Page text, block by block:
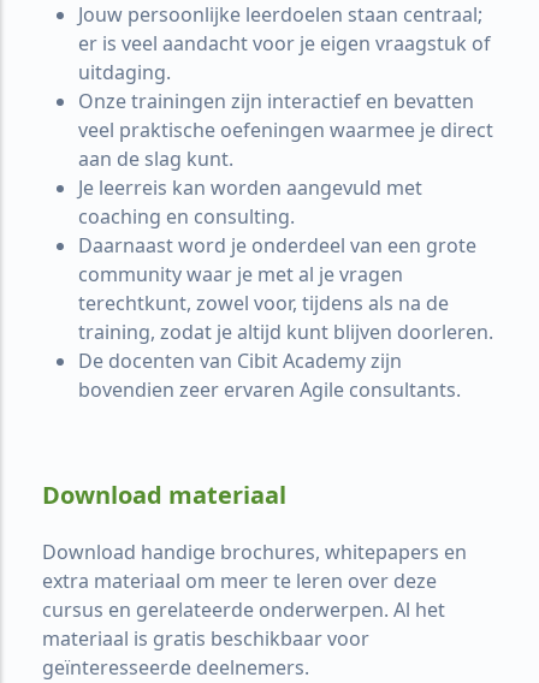
Jouw persoonlijke leerdoelen staan centraal;
er is veel aandacht voor je eigen vraagstuk of
uitdaging.
Onze trainingen zijn interactief en bevatten
veel praktische oefeningen waarmee je direct
aan de slag kunt.
Je leerreis kan worden aangevuld met
coaching en consulting.
Daarnaast word je onderdeel van een grote
community waar je met al je vragen
terechtkunt, zowel voor, tijdens als na de
training, zodat je altijd kunt blijven doorleren.
De docenten van Cibit Academy zijn
bovendien zeer ervaren Agile consultants.
Download materiaal
Download handige brochures, whitepapers en
extra materiaal om meer te leren over deze
cursus en gerelateerde onderwerpen. Al het
materiaal is gratis beschikbaar voor
geïnteresseerde deelnemers.